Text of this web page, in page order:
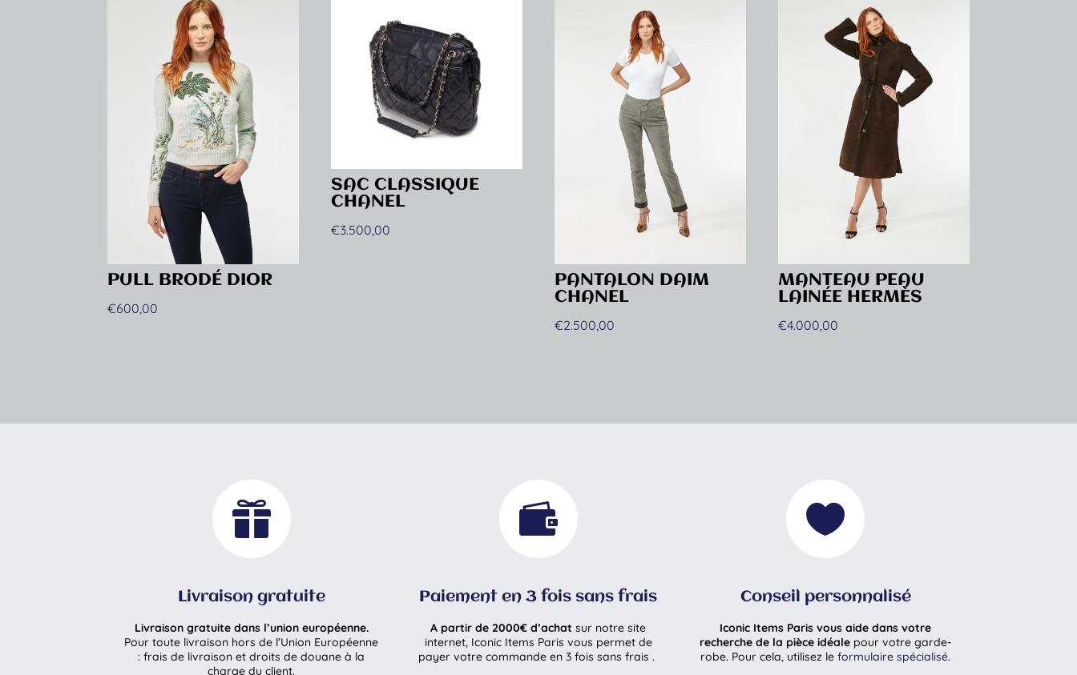
PULL BRODÉ DIOR
€600,00
SAC CLASSIQUE
CHANEL
€3.500,00
PANTALON DAIM
CHANEL
€2.500,00
MANTEAU PEAU
LAINÉE HERMÈS
€4.000,00

Livraison gratuite
Livraison gratuite dans l’union européenne.
Pour toute livraison hors de l’Union Européenne
: frais de livraison et droits de douane à la
charge du client.

Paiement en 3 fois sans frais
A partir de 2000€ d’achat sur notre site
internet, Iconic Items Paris vous permet de
payer votre commande en 3 fois sans frais .

Conseil personnalisé
Iconic Items Paris vous aide dans votre
recherche de la pièce idéale pour votre garde-
robe. Pour cela, utilisez leformulaire spécialisé.